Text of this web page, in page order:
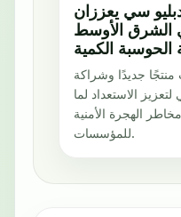
سي يعززان
الشرق الأوسط
الحوسبة الكمية
جديدًا وشراكة
الاستعداد لما
الهجرة الأمنية
للمؤسسات.